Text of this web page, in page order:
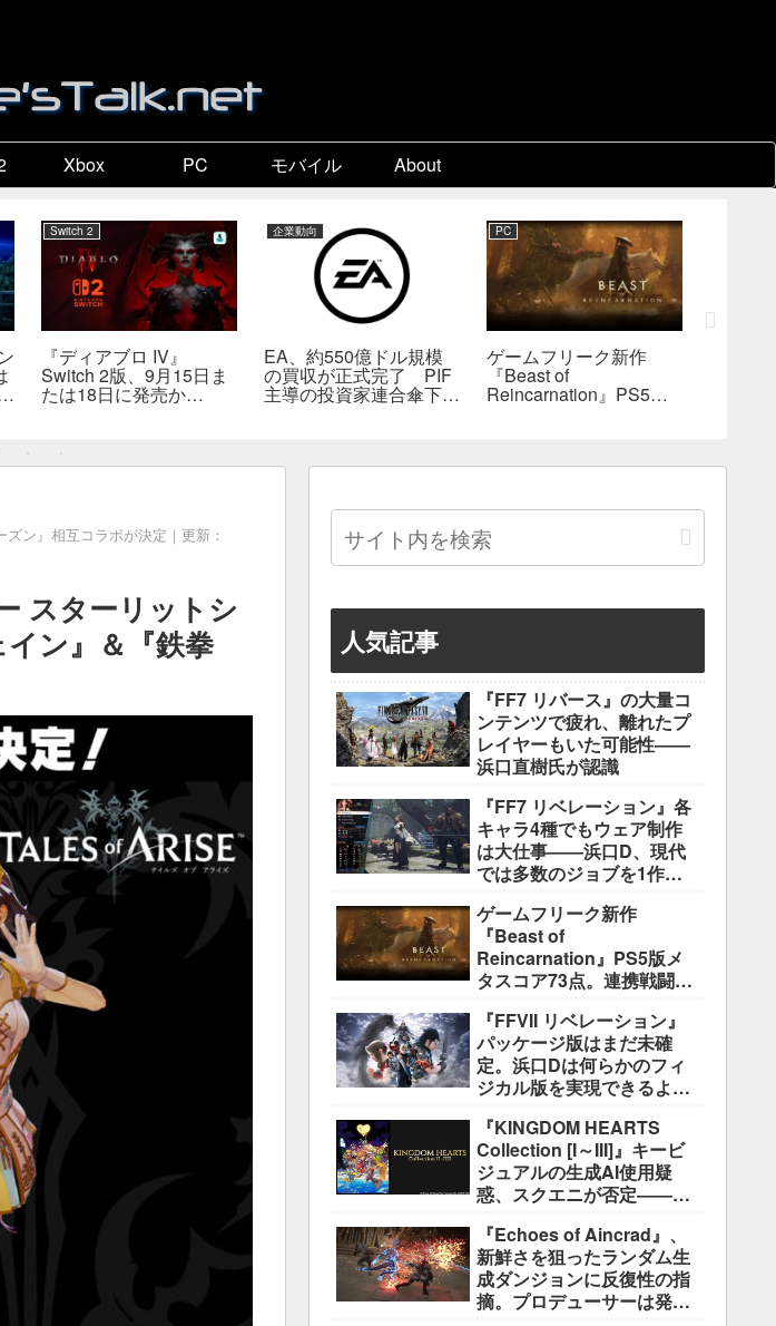
Xbox PC モバイル About
Switch 2
『ディアブロ IV』
Switch 2版、9月15日ま
たは18日に発売か
企業動向
EA、約550億ドル規模
の買収が正式完了 PIF
主導の投資家連合傘下で
PC
ゲームフリーク新作
『Beast of
Reincarnation』PS5版
満
ン』相互コラボが決定｜更新：
スターリットシ
ン』＆『鉄拳
人気記事
『FF7 リバース』の大量コ
ンテンツで疲れ、離れたプ
レイヤーもいた可能性――
浜口直樹氏が認識
『FF7 リベレーション』各
キャラ4種でもウェア制作
は大仕事――浜口D、現代
では多数のジョブを1作に
説明
ゲームフリーク新作
『Beast of
Reincarnation』PS5版メ
タスコア73点。連携戦闘は
き”には不満
『FFVII リベレーション』
パッケージ版はまだ未確
定。浜口Dは何らかのフィ
ジカル版を実現できるよう
『KINGDOM HEARTS
Collection [I～III]』キービ
ジュアルの生成AI使用疑
惑、スクエニが否定――不
ス」
『Echoes of Aincrad』、
新鮮さを狙ったランダム生
成ダンジョンに反復性の指
摘。プロデューサーは発売